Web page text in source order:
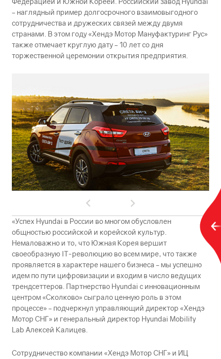
– наглядный пример долгосрочного взаимовыгодного
сотрудничества и дружеских связей между двумя
странами. В этом году «Хендэ Мотор Мануфактуринг Рус»
также отмечает круглую дату – 10 лет со дня
торжественной церемонии открытия предприятия.
«Успех Hyundai в России во многом обусловлен
общностью российской и корейской культур.
Немаловажно и то, что Южная Корея вершит
своеобразную IT-революцию во всем мире, что также
проявляется в характере нашего бизнеса – мы успешно
идем по пути цифровизации и входим в число ведущих
трендсеттеров. Партнерство Hyundai с инновационным
центром «Сколково» сыграло ценную роль в этом
процессе» – подчеркнул управляющий директор «Хендэ
Мотор СНГ» и генеральный директор Hyundai Mobility
Lab Алексей Калицев.
Сотрудничество компании «Хендэ Мотор СНГ» и ИЦ